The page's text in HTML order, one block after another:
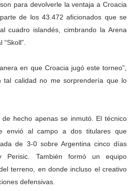
para devolverle la ventaja a Croacia
de los 43.472 aficionados que se
cuadro islandés, cimbrando la Arena
“Skoll”.
en que Croacia jugó este torneo”,
tal calidad no me sorprendería que lo
hecho apenas se inmutó. El técnico
envió al campo a dos titulares que
de 3-0 sobre Argentina cinco días
Perisic. También formó un equipo
terreno, en donde incluso el creativo
defensivas.